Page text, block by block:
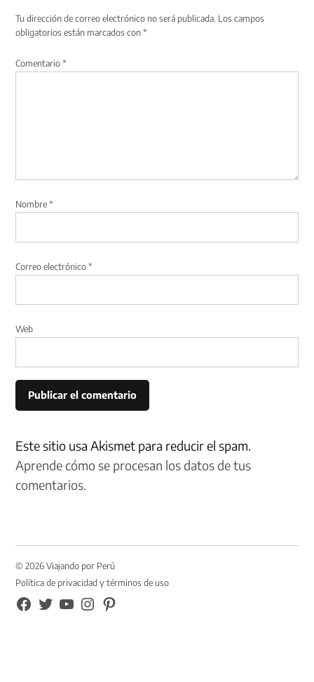
Tu dirección de correo electrónico no será publicada. Los campos
obligatorios están marcados con*
Comentario*
Nombre*
Correo electrónico*
Web
Este sitio usa Akismet para reducir el spam.
Aprende cómo se procesan los datos de tus
comentarios.
© 2026 Viajando por Perú
Política de privacidad y términos de uso
FB
TW YouTubeInstagramPinterest